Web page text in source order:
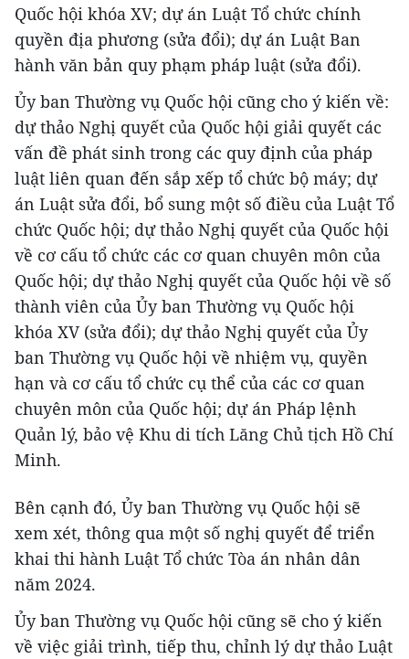
Quốc hội khóa XV; dự án Luật Tổ chức chính
quyền địa phương (sửa đổi); dự án Luật Ban
hành văn bản quy phạm pháp luật (sửa đổi).
Ủy ban Thường vụ Quốc hội cũng cho ý kiến về:
dự thảo Nghị quyết của Quốc hội giải quyết các
vấn đề phát sinh trong các quy định của pháp
luật liên quan đến sắp xếp tổ chức bộ máy; dự
án Luật sửa đổi, bổ sung một số điều của Luật Tổ
chức Quốc hội; dự thảo Nghị quyết của Quốc hội
về cơ cấu tổ chức các cơ quan chuyên môn của
Quốc hội; dự thảo Nghị quyết của Quốc hội về số
thành viên của Ủy ban Thường vụ Quốc hội
khóa XV (sửa đổi); dự thảo Nghị quyết của Ủy
ban Thường vụ Quốc hội về nhiệm vụ, quyền
hạn và cơ cấu tổ chức cụ thể của các cơ quan
chuyên môn của Quốc hội; dự án Pháp lệnh
Quản lý, bảo vệ Khu di tích Lăng Chủ tịch Hồ Chí
Minh.
Bên cạnh đó, Ủy ban Thường vụ Quốc hội sẽ
xem xét, thông qua một số nghị quyết để triển
khai thi hành Luật Tổ chức Tòa án nhân dân
năm 2024.
Ủy ban Thường vụ Quốc hội cũng sẽ cho ý kiến
về việc giải trình, tiếp thu, chỉnh lý dự thảo Luật